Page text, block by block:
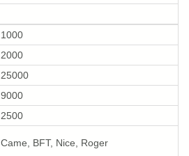
1000
2000
25000
9000
2500
Came, BFT, Nice, Roger